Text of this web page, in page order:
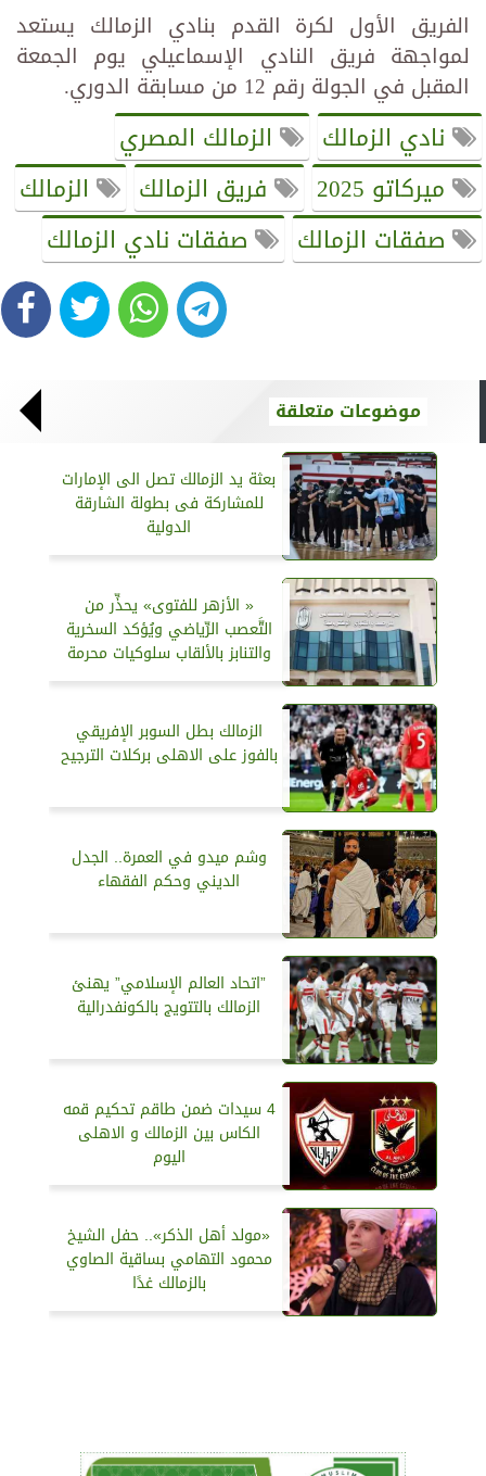
الفريق الأول لكرة القدم بنادي الزمالك يستعد
لمواجهة فريق النادي الإسماعيلي يوم الجمعة
المقبل في الجولة رقم 12 من مسابقة الدوري.
نادي الزمالك
الزمالك المصري
ميركاتو 2025
فريق الزمالك
الزمالك
صفقات الزمالك
صفقات نادي الزمالك
موضوعات متعلقة
بعثة يد الزمالك تصل الى الإمارات
للمشاركة فى بطولة الشارقة
الدولية
« الأزهر للفتوى» يحذِّر من
التَّعصب الرِّياضي ويُؤكد السخرية
والتنابز بالألقاب سلوكيات محرمة
الزمالك بطل السوبر الإفريقي
بالفوز على الاهلى بركلات الترجيح
وشم ميدو في العمرة.. الجدل
الديني وحكم الفقهاء
”اتحاد العالم الإسلامي” يهنئ
الزمالك بالتتويج بالكونفدرالية
4 سيدات ضمن طاقم تحكيم قمه
الكاس بين الزمالك و الاهلى
اليوم
«مولد أهل الذكر».. حفل الشيخ
محمود التهامي بساقية الصاوي
بالزمالك غدًا